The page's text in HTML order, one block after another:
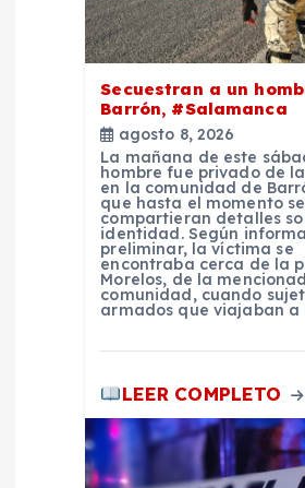
Secuestran a un
Barrón, #Salamanca
agosto 8, 2026
La mañana de este
hombre fue privado de
en la comunidad de
que hasta el momento se
compartieran detalles
identidad. Según
preliminar, la víctima se
encontraba cerca de la
Morelos, de la
comunidad, cuando
armados que viajaban a
LEER COMPLETO